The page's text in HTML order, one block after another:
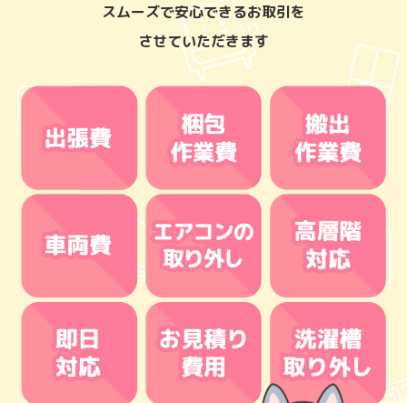
スムーズで安心できるお取引を
させていただきます